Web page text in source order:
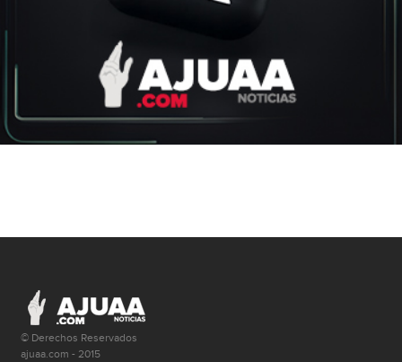
© Derechos Reservados
ajuaa.com - 2015